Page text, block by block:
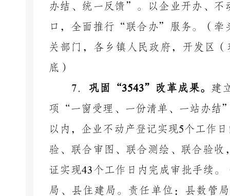
办结、统一反馈”。以企业开办、不
口，全面推行“联合办”服务。（牵
关部门，各乡镇人民政府，开发区
底）
7． 巩固 “3543”改革成果。 建
项 “一窗受理、一份清单、一站办
以内，企业不动产登记实现5个工作
验、联合审图、联合测绘、联合验
证实现43个工作日内完成审批手续
局、县住建局。责任单位：县数管